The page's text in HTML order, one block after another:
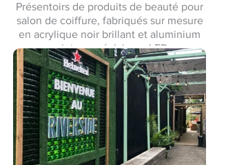
Présentoirs de produits de beauté pour
salon de coiffure, fabriqués sur mesure
en acrylique noir brillant et aluminium
peint avec éclairage LED.
Présentoirs de produits de beauté pour
salon de coiffure Fabriqué sur mesure
en acrylique noir brillant et aluminium
peint avec éclairage LED